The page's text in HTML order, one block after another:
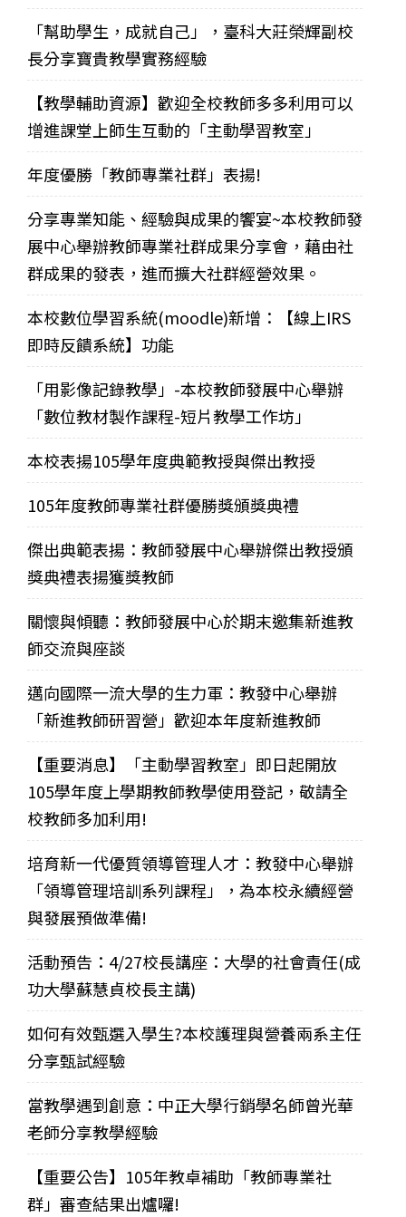
「幫助學生，成就自己」，臺科大莊榮輝副校
長分享寶貴教學實務經驗
【教學輔助資源】歡迎全校教師多多利用可以
增進課堂上師生互動的「主動學習教室」
年度優勝「教師專業社群」表揚!
分享專業知能、經驗與成果的饗宴~本校教師發
展中心舉辦教師專業社群成果分享會，藉由社
群成果的發表，進而擴大社群經營效果。
本校數位學習系統(moodle)新增：【線上IRS
即時反饋系統】功能
「用影像記錄教學」-本校教師發展中心舉辦
「數位教材製作課程-短片教學工作坊」
本校表揚105學年度典範教授與傑出教授
105年度教師專業社群優勝獎頒獎典禮
傑出典範表揚：教師發展中心舉辦傑出教授頒
獎典禮表揚獲獎教師
關懷與傾聽：教師發展中心於期末邀集新進教
師交流與座談
邁向國際一流大學的生力軍：教發中心舉辦
「新進教師研習營」歡迎本年度新進教師
【重要消息】「主動學習教室」即日起開放
105學年度上學期教師教學使用登記，敬請全
校教師多加利用!
培育新一代優質領導管理人才：教發中心舉辦
「領導管理培訓系列課程」，為本校永續經營
與發展預做準備!
活動預告：4/27校長講座：大學的社會責任(成
功大學蘇慧貞校長主講)
如何有效甄選入學生?本校護理與營養兩系主任
分享甄試經驗
當教學遇到創意：中正大學行銷學名師曾光華
老師分享教學經驗
【重要公告】105年教卓補助「教師專業社
群」審查結果出爐囉!